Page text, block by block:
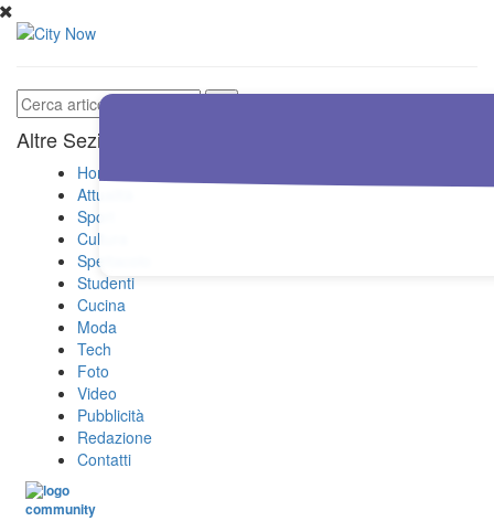
Altre Sezioni
Home
Attualità
Sport
Cultura
Spettacolo
Studenti
Cucina
Moda
Tech
Foto
Video
Pubblicità
Redazione
Contatti